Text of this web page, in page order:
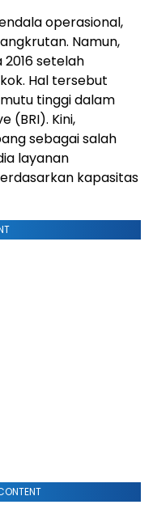
operasional,
Namun,
setelah
Hal tersebut
tinggi dalam
(BRI). Kini,
sebagai salah
layanan
kapasitas